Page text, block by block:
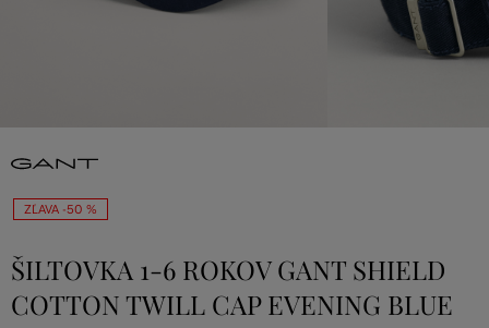
ZĽAVA -50 %
ŠILTOVKA 1-6 ROKOV GANT SHIELD
COTTON TWILL CAP EVENING BLUE